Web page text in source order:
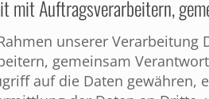
mit Auftragsverarbeitern,
unserer Verarbeitung
gemeinsam
auf die Daten gewähren,